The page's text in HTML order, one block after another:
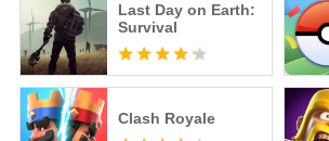
Last Day on Earth:
Survival
Clash Royale